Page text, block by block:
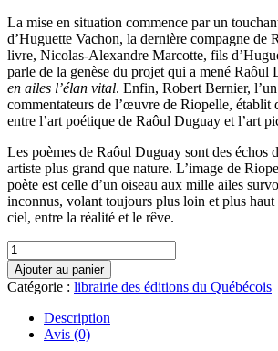
La mise en situation commence par un
d’Huguette Vachon, la dernière compagne de
livre, Nicolas-Alexandre Marcotte, fils
parle de la genèse du projet qui a mené Raôul
en ailes l’élan vital. Enfin, Robert Bernier,
commentateurs de l’œuvre de Riopelle, établit
entre l’art poétique de Raôul Duguay et l’art
Les poèmes de Raôul Duguay sont des échos
artiste plus grand que nature. L’image de
poète est celle d’un oiseau aux mille ailes
inconnus, volant toujours plus loin et plus haut
ciel, entre la réalité et le rêve.
quantité
de
d'aile
en
ailes
l'élan
Ajouter au panier
Catégorie : librairie des éditions du Québécois
Description
Avis (0)